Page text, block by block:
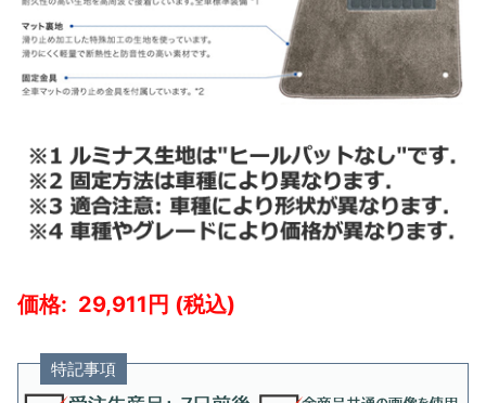
29,911
特記事項